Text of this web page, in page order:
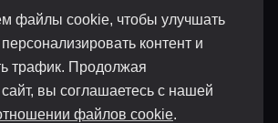
файлы cookie, чтобы улучшать
контент и
трафик. Продолжая
сайт, вы соглашаетесь с нашей
файлов cookie.